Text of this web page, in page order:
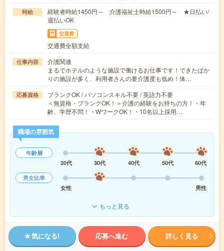
時給
経験者時給1450円～ 介護福祉士時給1500円～ ★日払い/
週払いOK
交通費
交通費全額支給
仕事内容
介護関連
まるでホテルのような施設で働けるお仕事です！できたばか
りの施設が多く、利用者さんの要介護度も低め！体…
応募資格
ブランクOK / パソコンスキル不要 / 英語力不要
＜無資格・ブランクOK！＞介護の経験をお持ちの方！・年
齢、学歴不問！・WワークOK！・10名以上採用…
職場の雰囲気
年齢層
20代
30代 40代 50代
60代
男女比率
女性
男性
もっと見る
気になる! 応募へ進む 詳しく見る